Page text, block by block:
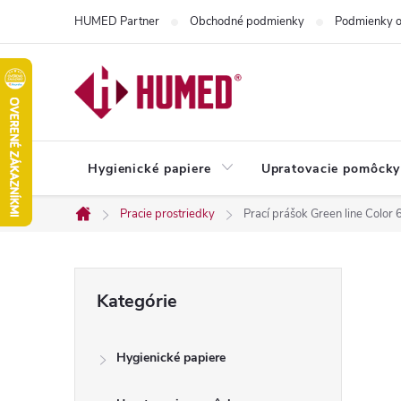
obsah
HUMED Partner Obchodné podmienky Podmienky
Hygienické papiere Upratovacie pomôcky
Domov
Pracie prostriedky Prací prášok Green line Color
kategórie
Kategórie
Hygienické papiere